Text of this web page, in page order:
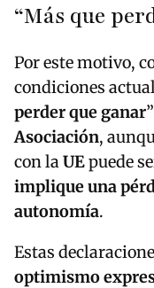
“Más que
Por este motivo,
condiciones
perder que ganar
Asociación,
con laUEpuede
implique una
autonomía.
Estas
optimismo